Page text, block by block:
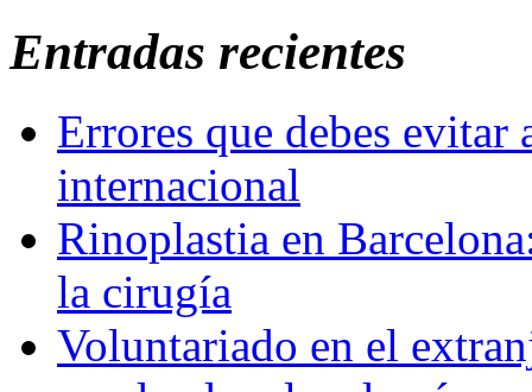
Entradas recientes
Errores que debes
internacional
Rinoplastia en
la cirugía
Voluntariado en el